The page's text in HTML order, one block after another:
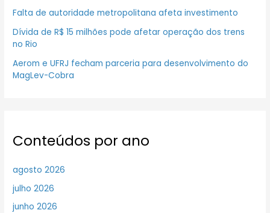
Falta de autoridade metropolitana afeta investimento
Dívida de R$ 15 milhões pode afetar operação dos trens
no Rio
Aerom e UFRJ fecham parceria para desenvolvimento do
MagLev-Cobra
Conteúdos por ano
agosto 2026
julho 2026
junho 2026